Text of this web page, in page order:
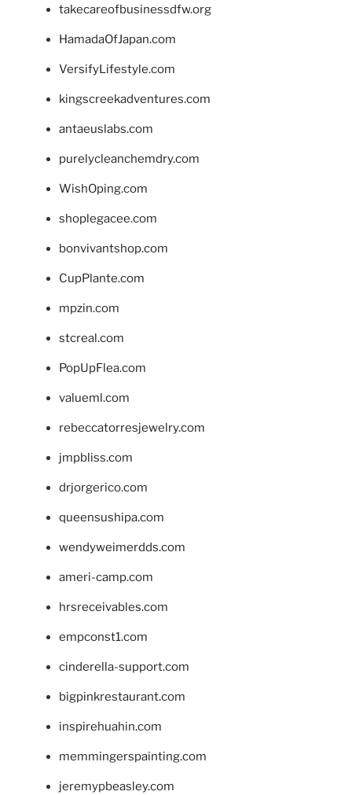
takecareofbusinessdfw.org
HamadaOfJapan.com
VersifyLifestyle.com
kingscreekadventures.com
antaeuslabs.com
purelycleanchemdry.com
WishOping.com
shoplegacee.com
bonvivantshop.com
CupPlante.com
mpzin.com
stcreal.com
PopUpFlea.com
valueml.com
rebeccatorresjewelry.com
jmpbliss.com
drjorgerico.com
queensushipa.com
wendyweimerdds.com
ameri-camp.com
hrsreceivables.com
empconst1.com
cinderella-support.com
bigpinkrestaurant.com
inspirehuahin.com
memmingerspainting.com
jeremypbeasley.com